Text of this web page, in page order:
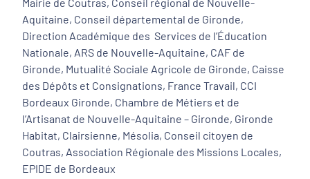
Aquitaine, Conseil départemental de Gironde,
Direction Académique des Services de l’Éducation
Nationale, ARS de Nouvelle-Aquitaine, CAF de
Gironde, Mutualité Sociale Agricole de Gironde, Caisse
des Dépôts et Consignations, France Travail, CCI
Bordeaux Gironde, Chambre de Métiers et de
l’Artisanat de Nouvelle-Aquitaine – Gironde, Gironde
Habitat, Clairsienne, Mésolia, Conseil citoyen de
Coutras, Association Régionale des Missions Locales,
EPIDE de Bordeaux